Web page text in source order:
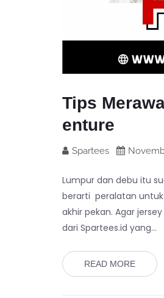
Tips
enture
Spartees
Lumpur dan debu itu
berarti peralatan untuk
akhir pekan. Agar
dari Spartees.id yang…
READ MORE